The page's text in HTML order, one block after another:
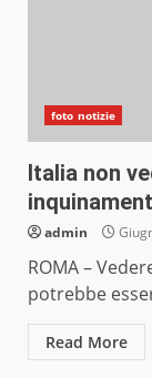
foto notizie
Italia non
admin
ROMA –
potrebbe
Read More